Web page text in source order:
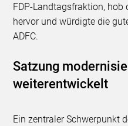
FDP-Landtagsfraktion, hob
hervor und würdigte die
ADFC.
Satzung
weiterentwickelt
Ein zentraler Schwerpunkt